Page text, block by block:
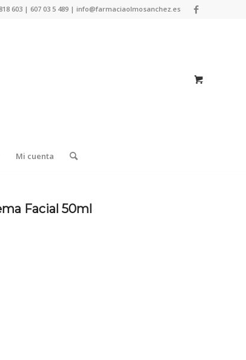
603 | 607 03 5 489 | info@farmaciaolmosanchez.es
Mi cuenta
Facial 50ml